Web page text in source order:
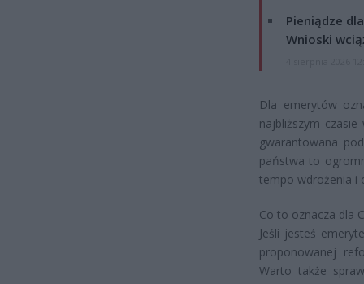
Pieniądze
Wnioski
Dla emerytów
najbliższym
gwarantowana
państwa to
tempo wdrożenia i
Co to oznacza dla
Jeśli jesteś
proponowanej
Warto także